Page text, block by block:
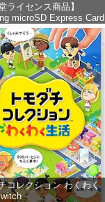
ライセンス商品】
microSD Express Card
Nintendo Switch 2(サ
イクロSDエクスプレス
【Amazon.co.jp
】Nintendo S
コレクション わくわく